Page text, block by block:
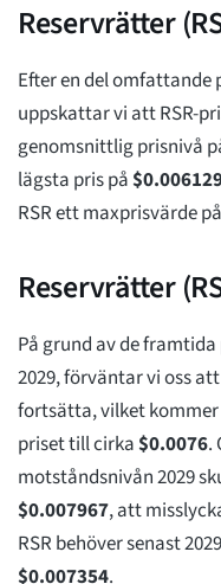
Reservrätter
Efter en del omfattande
uppskattar vi att RSR-
genomsnittlig prisnivå
lägsta pris på$
RSR ett maxprisvärde på
Reservrätter
På grund av de
2029, förväntar vi oss
fortsätta, vilket
priset till cirka$0.0076.
motståndsnivån 2029
$0.007967, att
RSR behöver senast
$0.007354.